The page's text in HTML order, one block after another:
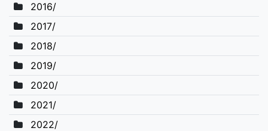
2016/
2017/
2018/
2019/
2020/
2021/
2022/